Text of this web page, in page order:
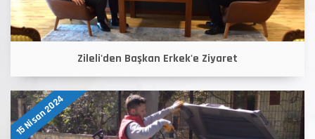
Zileli'den Başkan Erkek'e Ziyaret
15 Nisan 2024